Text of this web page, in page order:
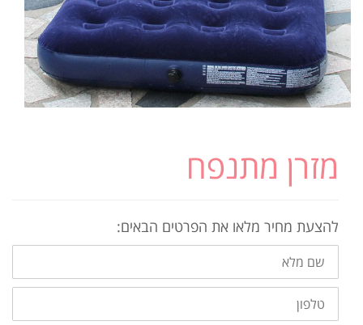
מזרן מתנפח
להצעת מחיר מלאו את הפרטים הבאים:
שם
מלא
טלפון